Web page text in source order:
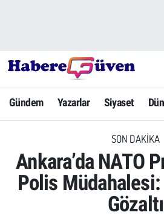
Gündem Yazarlar Siyaset
SON DAKIKA
Ankara’da NATO
Polis Müdahalesi:
Gözaltı
Yazarlar
Dünya
Ekonomi
Hava Durumu
Trafik Durumu
Süper Lig Puan Durumu ve
Tüm Manşetler
Son Dakika Haberleri